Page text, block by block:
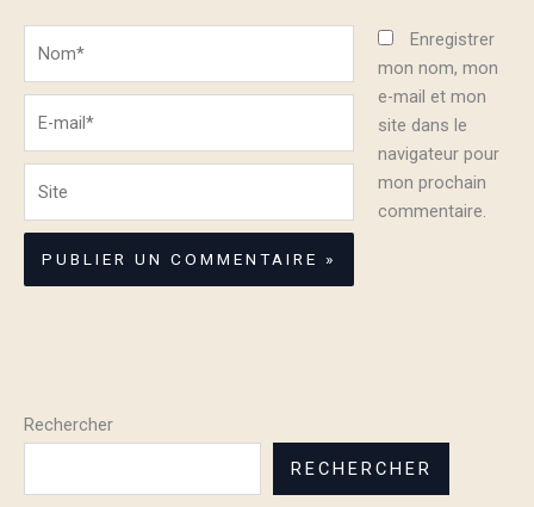
mail*
Enregistrer
mon nom, mon
e-mail et mon
site dans le
navigateur pour
mon prochain
commentaire.
Rechercher
RECHERCHER